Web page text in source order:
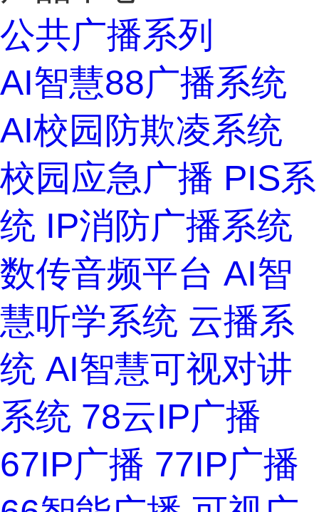
公共广播系列
AI智慧88广播系统
AI校园防欺凌系统
校园应急广播 PIS系
统 IP消防广播系统
数传音频平台 AI智
慧听学系统 云播系
统 AI智慧可视对讲
系统 78云IP广播
67IP广播 77IP广播